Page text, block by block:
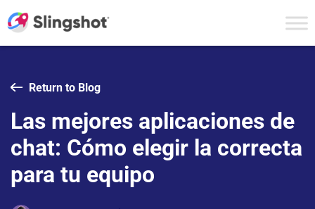
Return to Blog
Las mejores aplicaciones de
chat: Cómo elegir la correcta
para tu equipo